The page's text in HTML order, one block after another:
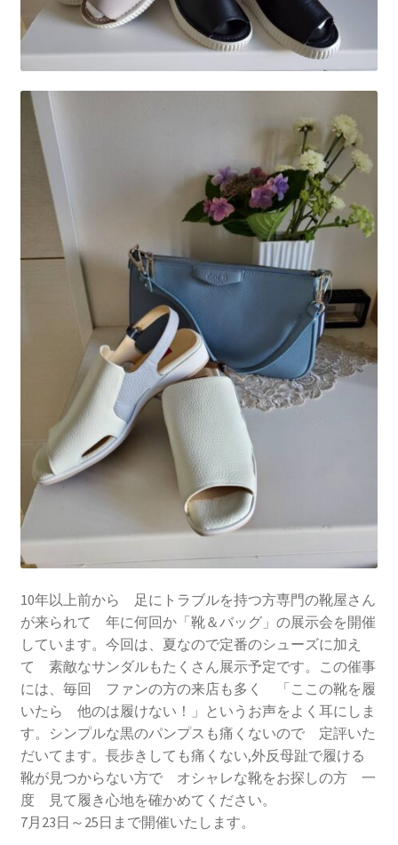
10年以上前から 足にトラブルを持つ方専門の靴屋さん
が来られて 年に何回か「靴＆バッグ」の展示会を開催
しています。今回は、夏なので定番のシューズに加え
て 素敵なサンダルもたくさん展示予定です。この催事
には、毎回 ファンの方の来店も多く 「ここの靴を履
いたら 他のは履けない！」というお声をよく耳にしま
す。シンプルな黒のパンプスも痛くないので 定評いた
だいてます。長歩きしても痛くない,外反母趾で履ける
靴が見つからない方で オシャレな靴をお探しの方 一
度 見て履き心地を確かめてください。
7月23日～25日まで開催いたします。